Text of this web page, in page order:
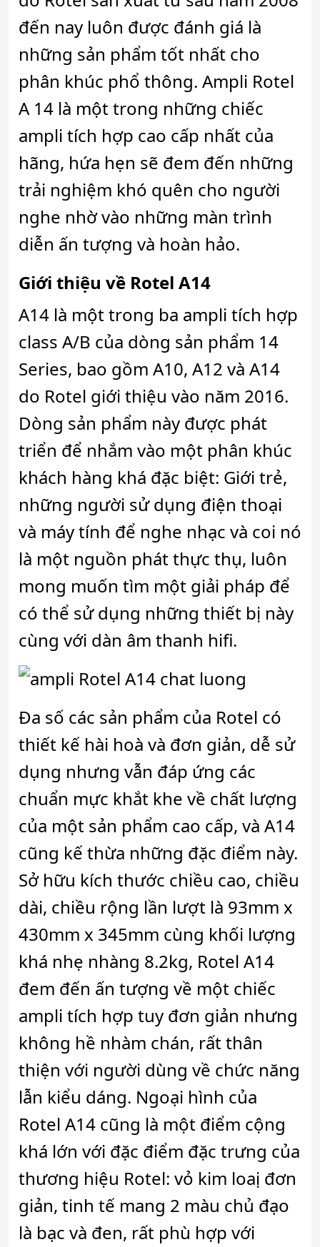
đến nay luôn được đánh giá là
những sản phẩm tốt nhất cho
phân khúc phổ thông. Ampli Rotel
A 14 là một trong những chiếc
ampli tích hợp cao cấp nhất của
hãng, hứa hẹn sẽ đem đến những
trải nghiệm khó quên cho người
nghe nhờ vào những màn trình
diễn ấn tượng và hoàn hảo.
Giới thiệu về Rotel A14
A14 là một trong ba ampli tích hợp
class A/B của dòng sản phẩm 14
Series, bao gồm A10, A12 và A14
do Rotel giới thiệu vào năm 2016.
Dòng sản phẩm này được phát
triển để nhắm vào một phân khúc
khách hàng khá đặc biệt: Giới trẻ,
những người sử dụng điện thoại
và máy tính để nghe nhạc và coi nó
là một nguồn phát thực thụ, luôn
mong muốn tìm một giải pháp để
có thể sử dụng những thiết bị này
cùng với dàn âm thanh hifi.
Đa số các sản phẩm của Rotel có
thiết kế hài hoà và đơn giản, dễ sử
dụng nhưng vẫn đáp ứng các
chuẩn mực khắt khe về chất lượng
của một sản phẩm cao cấp, và A14
cũng kế thừa những đặc điểm này.
Sở hữu kích thước chiều cao, chiều
dài, chiều rộng lần lượt là 93mm x
430mm x 345mm cùng khối lượng
khá nhẹ nhàng 8.2kg, Rotel A14
đem đến ấn tượng về một chiếc
ampli tích hợp tuy đơn giản nhưng
không hề nhàm chán, rất thân
thiện với người dùng về chức năng
lẫn kiểu dáng. Ngoại hình của
Rotel A14 cũng là một điểm cộng
khá lớn với đặc điểm đặc trưng của
thương hiệu Rotel: vỏ kim loaị đơn
giản, tinh tế mang 2 màu chủ đạo
là bạc và đen, rất phù hợp với